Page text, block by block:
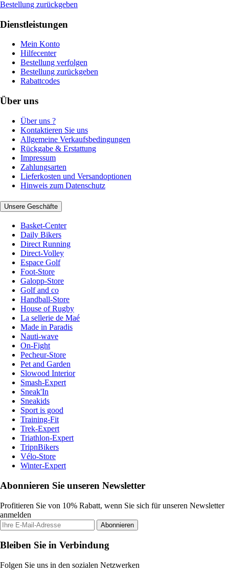
Bestellung zurückgeben
Dienstleistungen
Mein Konto
Hilfecenter
Bestellung verfolgen
Bestellung zurückgeben
Rabattcodes
Über uns
Über uns ?
Kontaktieren Sie uns
Allgemeine Verkaufsbedingungen
Rückgabe & Erstattung
Impressum
Zahlungsarten
Lieferkosten und Versandoptionen
Hinweis zum Datenschutz
Unsere Geschäfte
Basket-Center
Daily Bikers
Direct Running
Direct-Volley
Espace Golf
Foot-Store
Galopp-Store
Golf and co
Handball-Store
House of Rugby
La sellerie de Maé
Made in Paradis
Nauti-wave
On-Fight
Pecheur-Store
Pet and Garden
Slowood Interior
Smash-Expert
Sneak'In
Sneakids
Sport is good
Training-Fit
Trek-Expert
Triathlon-Expert
TripnBikers
Vélo-Store
Winter-Expert
Abonnieren Sie unseren Newsletter
Profitieren Sie von 10% Rabatt, wenn Sie sich für unseren Newsletter
anmelden
Abonnieren
Bleiben Sie in Verbindung
Folgen Sie uns in den sozialen Netzwerken